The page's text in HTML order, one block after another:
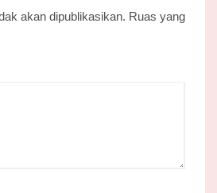
akan dipublikasikan. Ruas yang